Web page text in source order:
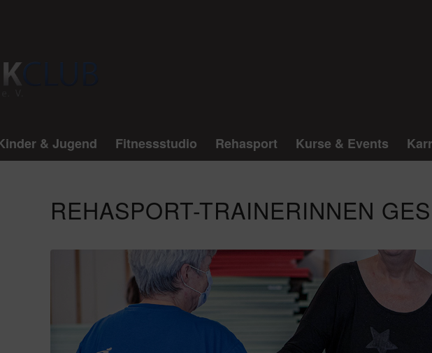
& Jugend Fitnessstudio Rehasport Kurse & Events
REHASPORT-TRAINERINNEN